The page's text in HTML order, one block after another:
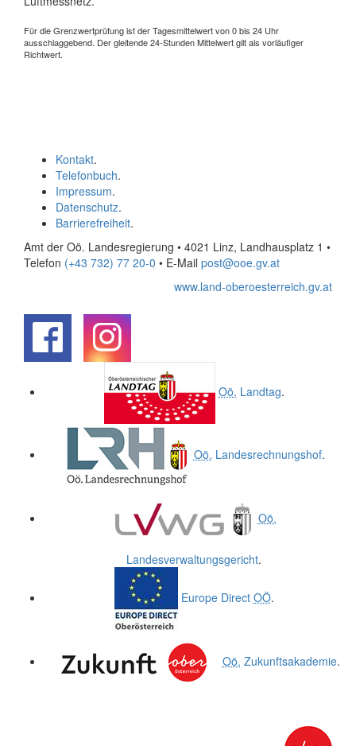
Für die Grenzwertprüfung ist der Tagesmittelwert von 0 bis 24 Uhr
ausschlaggebend. Der gleitende 24-Stunden Mittelwert gilt als vorläufiger
Richtwert.
Kontakt.
Telefonbuch.
Impressum.
Datenschutz.
Barrierefreiheit.
Amt der Oö. Landesregierung • 4021 Linz, Landhausplatz 1 •
Telefon (+43 732) 77 20-0 • E-Mail post@ooe.gv.at
www.land-oberoesterreich.gv.at
Oö. Landtag.
Oö. Landesrechnungshof.
Oö.
Landesverwaltungsgericht.
Europe Direct OÖ.
Oö. Zukunftsakademie.